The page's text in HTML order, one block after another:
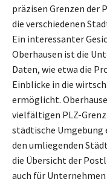
präzisen Grenzen
die verschiedenen
Ein interessanter
Oberhausen ist die
Daten, wie etwa die
Einblicke in die
ermöglicht.
vielfältigen PLZ-
städtische Umgebung
den umliegenden
die Übersicht der
auch für